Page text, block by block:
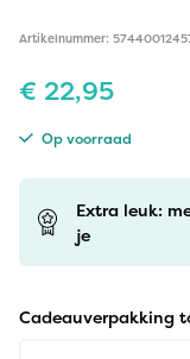
Artikelnummer:
€ 22,95
Op voorraad
Extra leuk:
je
Cadeauverpakking